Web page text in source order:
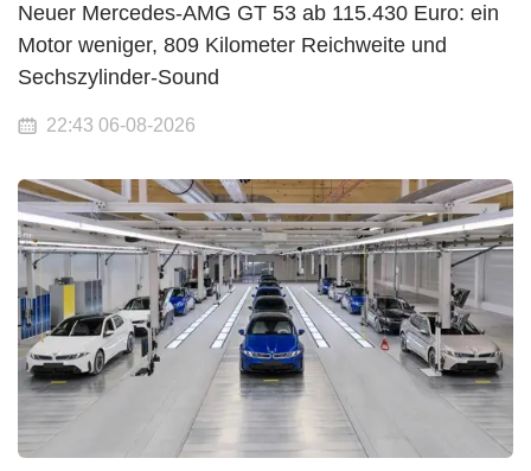
Neuer Mercedes-AMG GT 53 ab 115.430 Euro: ein
Motor weniger, 809 Kilometer Reichweite und
Sechszylinder-Sound
22:43 06-08-2026